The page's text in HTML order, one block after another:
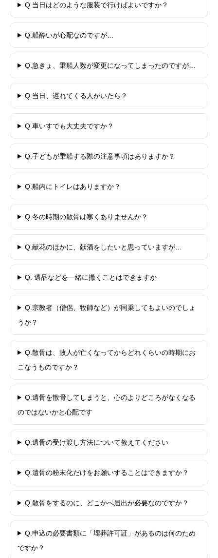
Q.当日はどのような服装で行けばよいですか？
Q.船酔いが心配なのですが…
Q.急きょ、乗船人数が変更になってしまったのですが…
Q.当日、遅れてくる人がいたら？
Q.車いすでも大丈夫ですか？
Q.子どもが乗船する際の注意事項はありますか？
Q.船内にトイレはありますか？
Q.冬の時期の散骨は寒くありませんか？
Q.献花のほかに、献酒をしたいと思っていますが…
Q. 遺品などを一緒に撒くことはできますか
Q.宗教者（僧侶、牧師など）が同乗してもよいのでしょ
うか？
Q.散骨は、故人が亡くなってからどれくらいの時期にお
こなうものですか？
Q.遺骨を散骨してしまうと、心のよりどころがなくなる
のではないかと心配です
Q.遺骨の受け渡し方法について教えてください
Q.遺骨の粉末化だけをお願いすることはできますか？
Q.散骨をするのに、どこかへ届出が必要なのですか？
Q.申込の必要書類に「埋葬許可証」があるのは何のため
ですか？